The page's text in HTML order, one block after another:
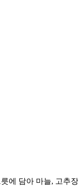
담아 마늘, 고추